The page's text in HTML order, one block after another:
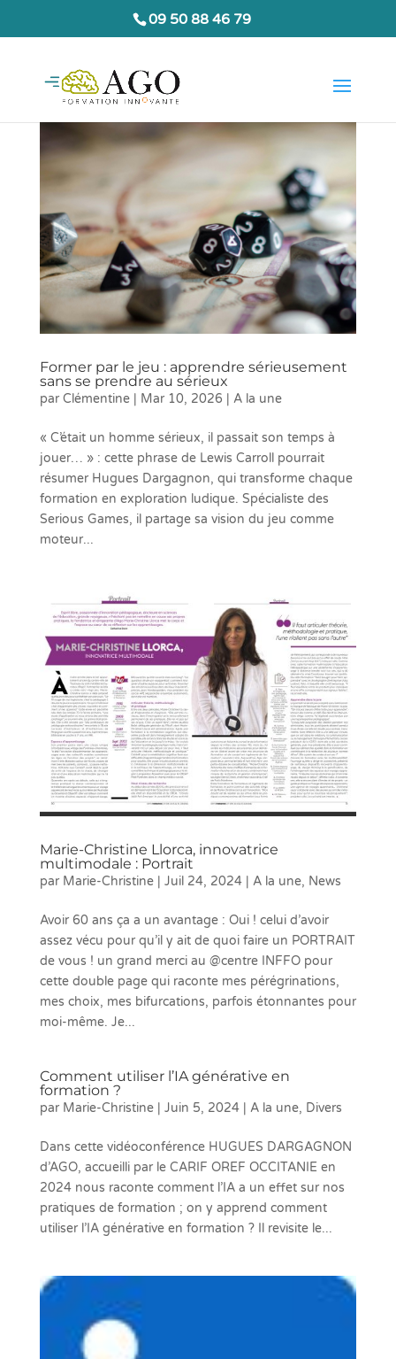
09 50 88 46 79
Former par le jeu : apprendre sérieusement
sans se prendre au sérieux
par Clémentine| Mar 10, 2026 A la une
« C’était un homme sérieux, il passait son temps à
jouer… » : cette phrase de Lewis Carroll pourrait
résumer Hugues Dargagnon, qui transforme chaque
formation en exploration ludique. Spécialiste des
Serious Games, il partage sa vision du jeu comme
moteur...
Marie-Christine Llorca, innovatrice
multimodale : Portrait
par Marie-Christine| Juil 24, 2024| A la une, News
Avoir 60 ans ça a un avantage : Oui ! celui d’avoir
assez vécu pour qu’il y ait de quoi faire un PORTRAIT
de vous ! un grand merci au @centre INFFO pour
cette double page qui raconte mes pérégrinations,
mes choix, mes bifurcations, parfois étonnantes pour
moi-même. Je...
Comment utiliser l’IA générative en
formation ?
par Marie-Christine| Juin 5, 2024| A la une, Divers
Dans cette vidéoconférence HUGUES DARGAGNON
d’AGO, accueilli par le CARIF OREF OCCITANIE en
2024 nous raconte comment l’IA a un effet sur nos
pratiques de formation ; on y apprend comment
utiliser l’IA générative en formation ? Il revisite le...